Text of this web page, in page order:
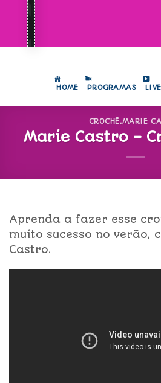
HOME PROGRAMAS
CROCHÊ,MARIE
Marie Castro –
Aprenda a fazer esse
muito sucesso no verão,
Castro.